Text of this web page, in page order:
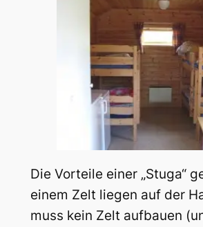
Die Vorteile einer „Stuga“
einem Zelt liegen auf der
muss kein Zelt aufbauen